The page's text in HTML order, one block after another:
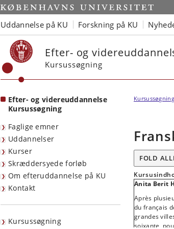
Start
Uddannelse på KU Forskning på KU
Efter- og
Kursussøgning
Efter- og videreuddannelse
Kursussøgning
Faglige emner
Uddannelser
Kurser
Skræddersyede forløb
Om efteruddannelse på KU
Kontakt
Kursussøgning
FOLD
Anita Berit
Après
du français
grandes
soixante,